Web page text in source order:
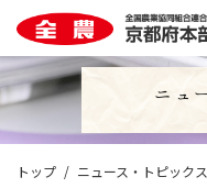
トップ ニュース・トピックス